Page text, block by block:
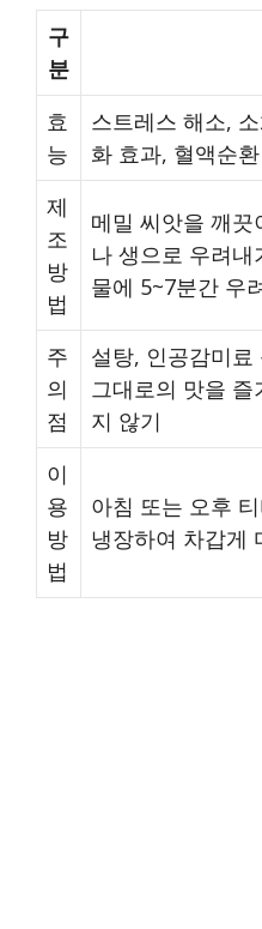
구
분
효
능
스트레스 해소,
화 효과, 혈액순
제
조
방
법
메밀 씨앗을 깨끗
나 생으로 우려
물에 5~7분간 우
주
의
점
설탕, 인공감미료
그대로의 맛을 즐
지 않기
이
용
방
법
아침 또는 오후
냉장하여 차갑게